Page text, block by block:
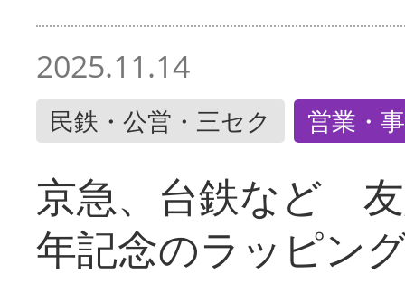
2025.11.14
民鉄・公営・三セク 営業・
京急、台鉄など
年記念のラッピン